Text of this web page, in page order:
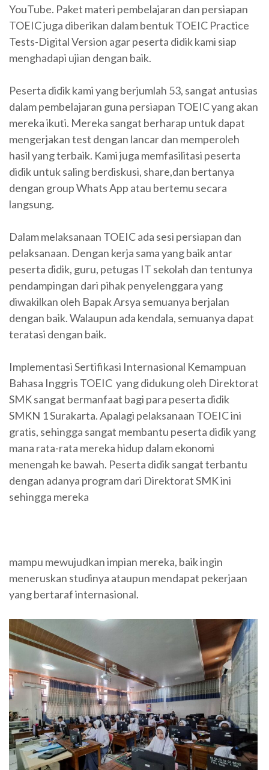
YouTube. Paket materi pembelajaran dan persiapan
TOEIC juga diberikan dalam bentuk TOEIC Practice
Tests-Digital Version agar peserta didik kami siap
menghadapi ujian dengan baik.
Peserta didik kami yang berjumlah 53, sangat antusias
dalam pembelajaran guna persiapan TOEIC yang akan
mereka ikuti. Mereka sangat berharap untuk dapat
mengerjakan test dengan lancar dan memperoleh
hasil yang terbaik. Kami juga memfasilitasi peserta
didik untuk saling berdiskusi, share,dan bertanya
dengan group Whats App atau bertemu secara
langsung.
Dalam melaksanaan TOEIC ada sesi persiapan dan
pelaksanaan. Dengan kerja sama yang baik antar
peserta didik, guru, petugas IT sekolah dan tentunya
pendampingan dari pihak penyelenggara yang
diwakilkan oleh Bapak Arsya semuanya berjalan
dengan baik. Walaupun ada kendala, semuanya dapat
teratasi dengan baik.
Implementasi Sertifikasi Internasional Kemampuan
Bahasa Inggris TOEIC yang didukung oleh Direktorat
SMK sangat bermanfaat bagi para peserta didik
SMKN 1 Surakarta. Apalagi pelaksanaan TOEIC ini
gratis, sehingga sangat membantu peserta didik yang
mana rata-rata mereka hidup dalam ekonomi
menengah ke bawah. Peserta didik sangat terbantu
dengan adanya program dari Direktorat SMK ini
sehingga mereka
mampu mewujudkan impian mereka, baik ingin
meneruskan studinya ataupun mendapat pekerjaan
yang bertaraf internasional.